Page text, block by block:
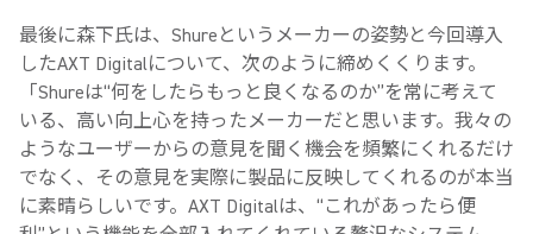
最後に森下氏は、Shureというメーカーの姿勢と今回導入
したAXT Digitalについて、次のように締めくくります。
「Shureは“何をしたらもっと良くなるのか”を常に考えて
いる、高い向上心を持ったメーカーだと思います。我々の
ようなユーザーからの意見を聞く機会を頻繁にくれるだけ
でなく、その意見を実際に製品に反映してくれるのが本当
に素晴らしいです。AXT Digitalは、“これがあったら便